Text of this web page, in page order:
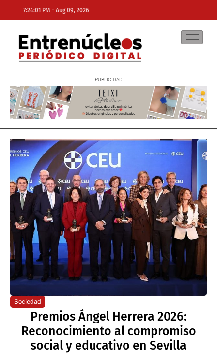
7:24:01 PM - Aug 09, 2026
NE
Sociedad
Premios Ángel Herrera 2026:
Reconocimiento al compromiso
social y educativo en Sevilla